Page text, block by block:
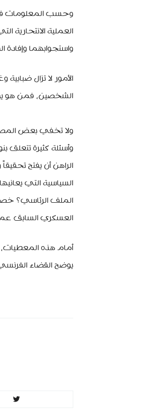
وحسب المعلومات
العملية الانتحارية
واستجوابهما وإفادة
الأمور لا تزال
الشخصين، فمن هو
ولا تخفي بعض
وأسئلة كثيرة تتعلق
السياسية التي
الملف الرئاسي؟
العسكري السابق عماد
أمام هذه
يوضح القضاء